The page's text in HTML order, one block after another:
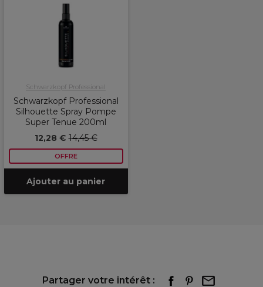
Schwarzkopf Professional
Schwarzkopf Professional
Silhouette Spray Pompe
Super Tenue 200ml
12,28 €14,45 €
OFFRE
Ajouter au panier
Partager votre intérêt :